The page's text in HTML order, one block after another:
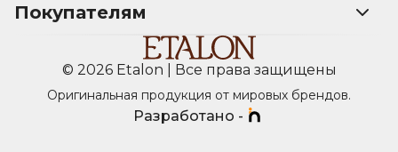
Покупателям
© 2026 Etalon | Все права защищены
Оригинальная продукция от мировых брендов.
Разработано -